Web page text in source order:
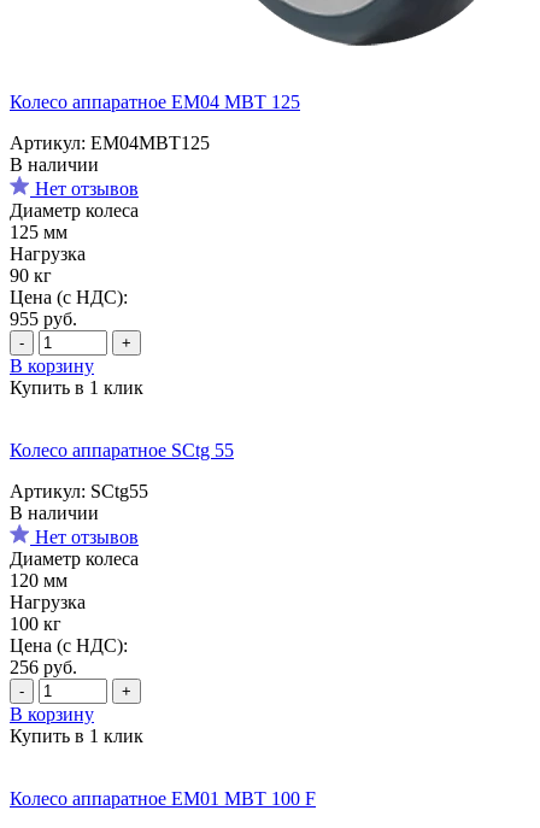
Колесо аппаратное EM04 MBT 125
Артикул: EM04MBT125
В наличии
Нет отзывов
Диаметр колеса
125 мм
Нагрузка
90 кг
Цена (с НДС):
955 руб.
- +
В корзину
Купить в 1 клик
Колесо аппаратное SCtg 55
Артикул: SCtg55
В наличии
Нет отзывов
Диаметр колеса
120 мм
Нагрузка
100 кг
Цена (с НДС):
256 руб.
- +
В корзину
Купить в 1 клик
Колесо аппаратное EM01 MBT 100 F